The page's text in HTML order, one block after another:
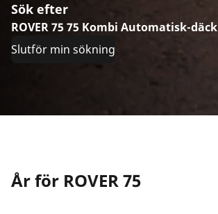
Sök efter
ROVER 75 75 Kombi Automatisk-däck
Slutför min sökning
År för ROVER 75